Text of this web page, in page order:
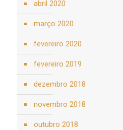
abril 2020
março 2020
fevereiro 2020
fevereiro 2019
dezembro 2018
novembro 2018
outubro 2018